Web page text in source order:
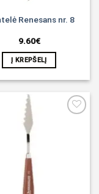
Renesans nr. 8
9.60€
Į KREPŠELĮ